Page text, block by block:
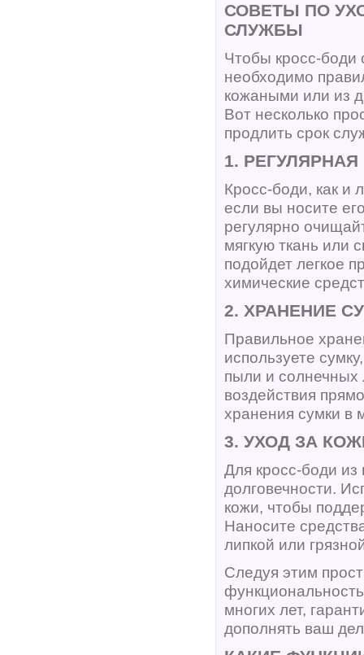
СОВЕТЫ ПО
СЛУЖБЫ
Чтобы кросс-боди
необходимо
кожаными или из
Вот несколько
продлить срок
1.
Кросс-боди, как и
если вы носите
регулярно
мягкую ткань или
подойдет легкое
химические
2. ХРАНЕНИЕ
Правильное
используете
пыли и солнечных
воздействия
хранения сумки в
3. УХОД ЗА
Для кросс-боди из
долговечности.
кожи, чтобы
Наносите
липкой или
Следуя этим
многих лет,
дополнять ваш